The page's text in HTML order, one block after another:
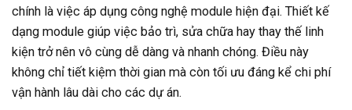
chính là việc áp dụng công nghệ module hiện đại. Thiết kế
dạng module giúp việc bảo trì, sửa chữa hay thay thế linh
kiện trở nên vô cùng dễ dàng và nhanh chóng. Điều này
không chỉ tiết kiệm thời gian mà còn tối ưu đáng kể chi phí
vận hành lâu dài cho các dự án.